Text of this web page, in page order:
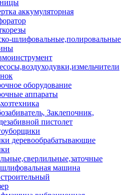
аккумуляторная
шлифовальные,полировальные
оборудование
аппараты
Заклепочник,
пистолет
деревообрабатывающие
машина